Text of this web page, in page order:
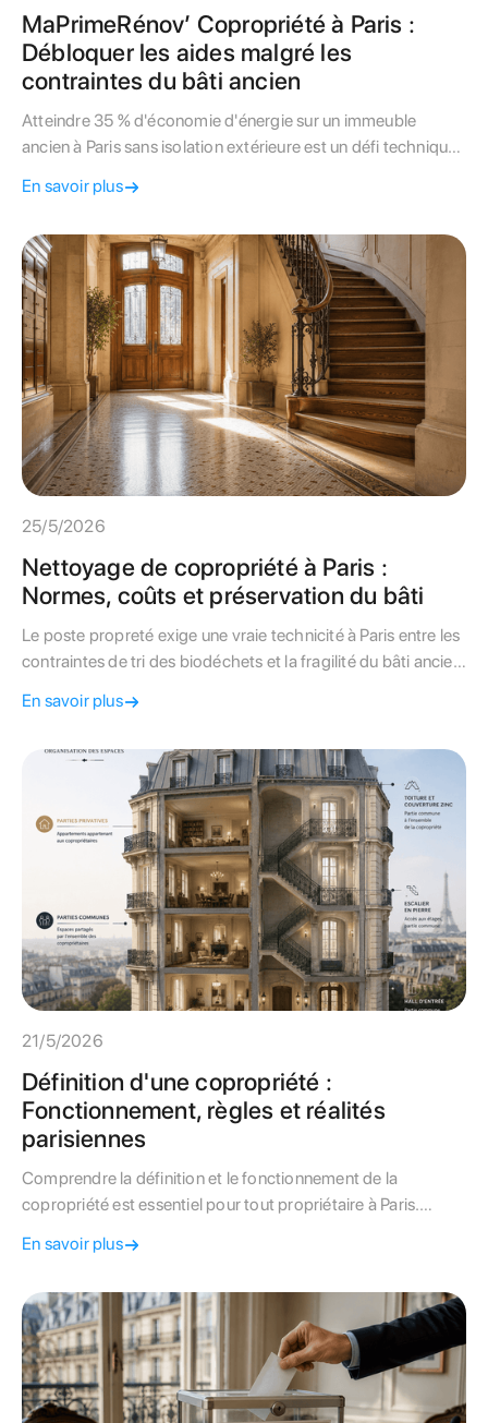
MaPrimeRénov’ Copropriété à Paris :
Débloquer les aides malgré les
contraintes du bâti ancien
Atteindre 35 % d'économie d'énergie sur un immeuble
ancien à Paris sans isolation extérieure est un défi technique.
Copropriété.
En savoir plus
25/5/2026
Nettoyage de copropriété à Paris :
Normes, coûts et préservation du bâti
Le poste propreté exige une vraie technicité à Paris entre les
contraintes de tri des biodéchets et la fragilité du bâti ancien.
En savoir plus
21/5/2026
Définition d'une copropriété :
Fonctionnement, règles et réalités
parisiennes
Comprendre la définition et le fonctionnement de la
copropriété est essentiel pour tout propriétaire à Paris.
gestion réussie.
En savoir plus